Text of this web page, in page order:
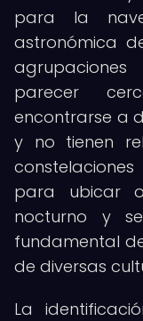
para la
astronómica
parecer
encontrarse a
y no tienen
para ubicar
nocturno y
fundamental
de diversas
La